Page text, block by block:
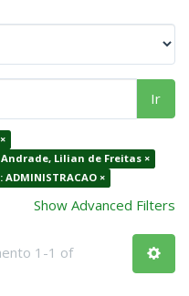
Ir
Lilian de Freitas ×
×
Show Advanced Filters
1-1 of